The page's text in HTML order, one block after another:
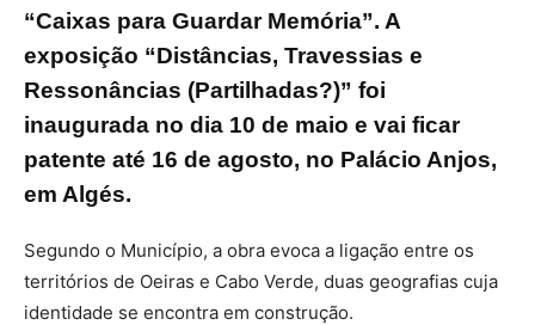
“Caixas para Guardar Memória”. A
exposição “Distâncias, Travessias e
Ressonâncias (Partilhadas?)” foi
inaugurada no dia 10 de maio e vai ficar
patente até 16 de agosto, no Palácio Anjos,
em Algés.
Segundo o Município, a obra evoca a ligação entre os
territórios de Oeiras e Cabo Verde, duas geografias cuja
identidade se encontra em construção.